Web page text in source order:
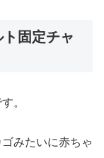
固定チャ
。
みたいに赤ちゃ